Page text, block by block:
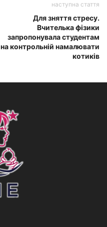
наступна стаття
Для зняття стресу.
Вчителька фізики
запропонувала студентам
на контрольній намалювати
котиків